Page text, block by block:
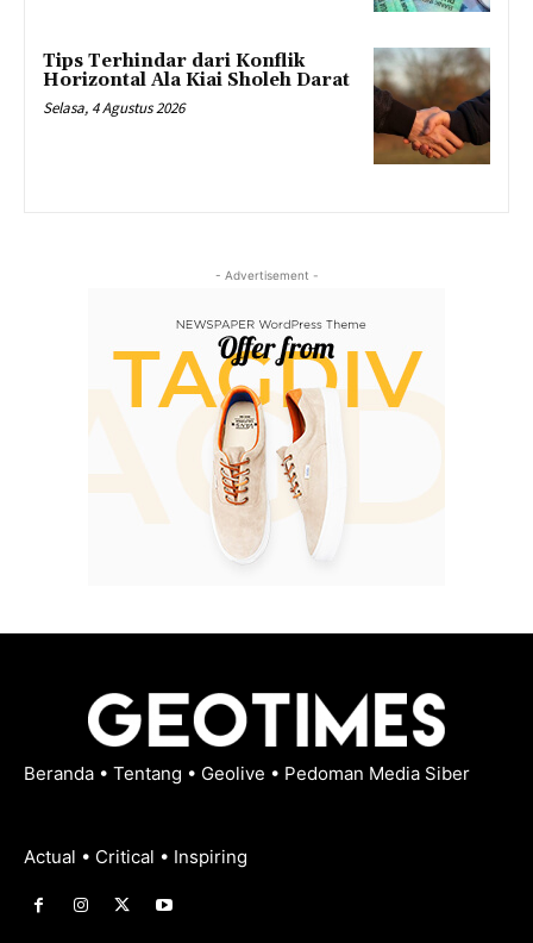
Tips Terhindar dari Konflik
Horizontal Ala Kiai Sholeh Darat
Selasa, 4 Agustus 2026
- Advertisement -
Beranda • Tentang • Geolive • Pedoman Media Siber
Actual • Critical • Inspiring